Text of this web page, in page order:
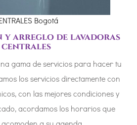
Bogotá
y arreglo de lavadoras
centrales
gama de servicios para hacer tu
los servicios directamente con
con las mejores condiciones y
acordamos los horarios que